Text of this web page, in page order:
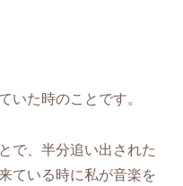
いた時のことです。
で、半分追い出された
ている時に私が音楽を